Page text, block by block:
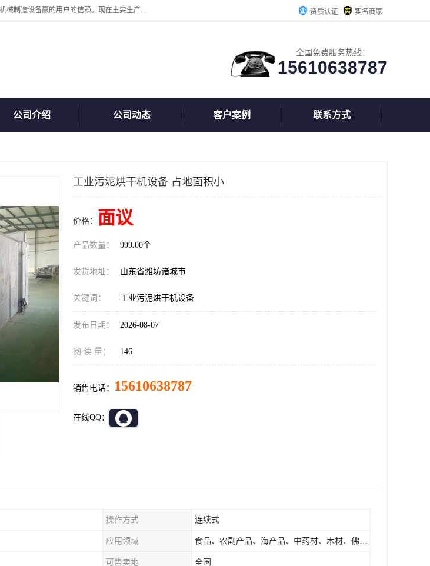
诸城汇泽机械有限公司是一家高新技术设备制造企业。公司坚持以高技术和，高服务于用户，以的环保机械制造设备赢的用户的信赖。现在主要生产死亡畜禽无害化处理和立式和卧式有机肥设备，搅拌机，烘干机，高温发酵机等。污水处理设备，固液分离机。气浮机，化制机等。公司秉承品质，用户至上，科技创新的经营理。 资质认证 实名商家
全国免费服务热线：
15610638787
公司介绍 公司动态 客户案例 联系方式
工业污泥烘干机设备 占地面积小
价格： 面议
产品数量： 999.00个
发货地址： 山东省潍坊诸城市
关键词： 工业污泥烘干机设备
发布日期： 2026-08-07
阅 读 量： 146
销售电话： 15610638787
在线QQ：
操作方式 连续式
应用领域 食品、农副产品、海产品、中药材、木材、佛香、茶叶、污泥等
可售卖地 全国